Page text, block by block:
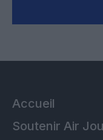
Accueil
Soutenir Air